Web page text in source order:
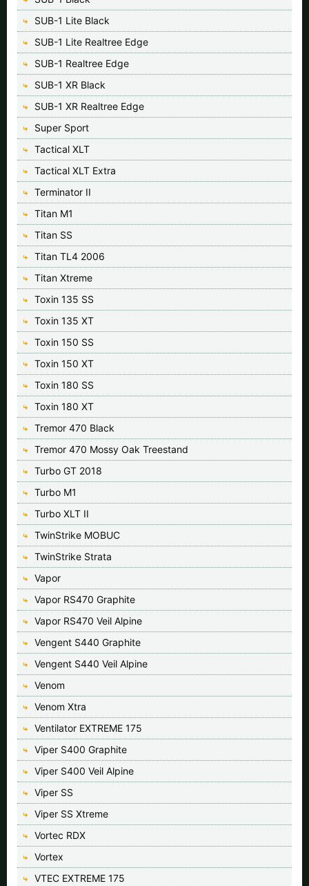
SUB-1 Lite Black
SUB-1 Lite Realtree Edge
SUB-1 Realtree Edge
SUB-1 XR Black
SUB-1 XR Realtree Edge
Super Sport
Tactical XLT
Tactical XLT Extra
Terminator II
Titan M1
Titan SS
Titan TL4 2006
Titan Xtreme
Toxin 135 SS
Toxin 135 XT
Toxin 150 SS
Toxin 150 XT
Toxin 180 SS
Toxin 180 XT
Tremor 470 Black
Tremor 470 Mossy Oak Treestand
Turbo GT 2018
Turbo M1
Turbo XLT II
TwinStrike MOBUC
TwinStrike Strata
Vapor
Vapor RS470 Graphite
Vapor RS470 Veil Alpine
Vengent S440 Graphite
Vengent S440 Veil Alpine
Venom
Venom Xtra
Ventilator EXTREME 175
Viper S400 Graphite
Viper S400 Veil Alpine
Viper SS
Viper SS Xtreme
Vortec RDX
Vortex
VTEC EXTREME 175